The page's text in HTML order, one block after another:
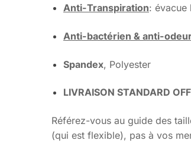
Anti-Transpiration: évacue
Anti-bactérien & anti-
Spandex, Polyester
LIVRAISON STANDARD
Référez-vous au guide des
(qui est flexible), pas à vos